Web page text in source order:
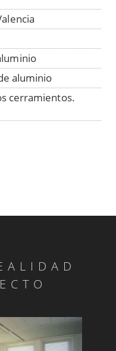
aluminio
cerramientos.